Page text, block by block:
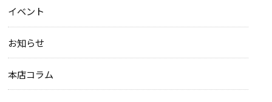
イベント
お知らせ
本店コラム